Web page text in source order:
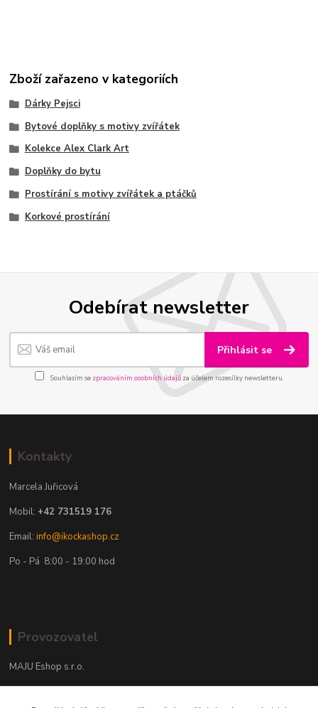
Zboží zařazeno v kategoriích
Dárky Pejsci
Bytové doplňky s motivy zvířátek
Kolekce Alex Clark Art
Doplňky do bytu
Prostírání s motivy zvířátek a ptáčků
Korkové prostírání
Odebírat newsletter
Přihlásit se
Souhlasím se zpracováním osobních údajůza účelem rozesílky newsletteru.
Kontakty
Marcela Juřicová
Mobil: +42 731519 176
Email:info@ikockashop.cz
Po - Pá 8:00 - 19:00 hod
Provozovatel
MAJU Eshop s.r.o.